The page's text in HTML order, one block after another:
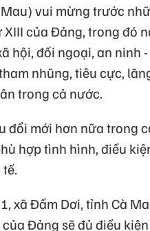
vui mừng trước
của Đảng, trong đó
hội, đối ngoại, an ninh
nhũng, tiêu cực,
trong cả nước.
đổi mới hơn nữa trong
hợp tình hình, điều
xã Đầm Dơi, tỉnh Cà
Đảng sẽ đủ điều